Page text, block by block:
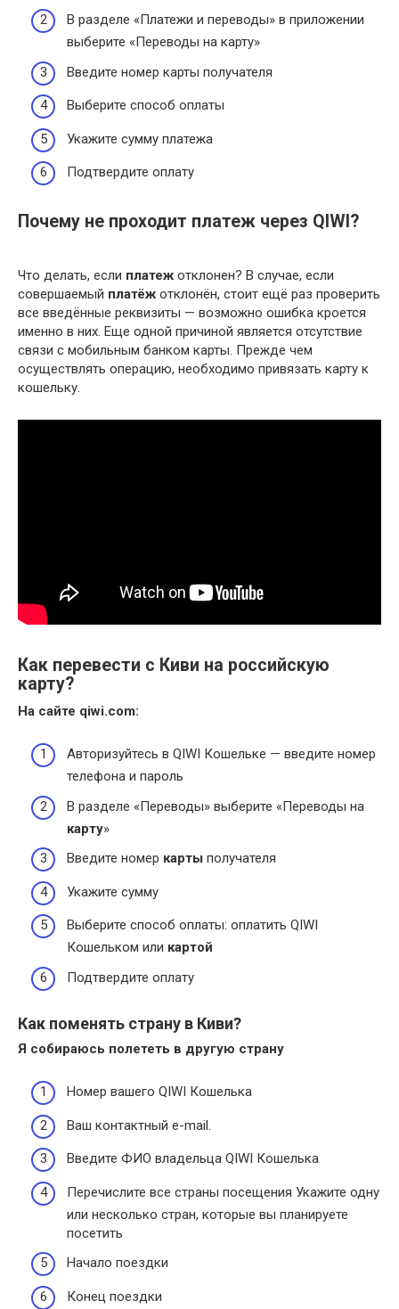
В разделе «Платежи и переводы» в приложении
выберите «Переводы на карту»
Введите номер карты получателя
Выберите способ оплаты
Укажите сумму платежа
Подтвердите оплату
Почему не проходит платеж через QIWI?
Что делать, если платеж отклонен? В случае, если
совершаемый платёж отклонён, стоит ещё раз проверить
все введённые реквизиты — возможно ошибка кроется
именно в них. Еще одной причиной является отсутствие
связи с мобильным банком карты. Прежде чем
осуществлять операцию, необходимо привязать карту к
кошельку.
Как перевести с Киви на российскую
карту?
На сайте qiwi.com:
Авторизуйтесь в QIWI Кошельке — введите номер
телефона и пароль
В разделе «Переводы» выберите «Переводы на
карту»
Введите номер карты получателя
Укажите сумму
Выберите способ оплаты: оплатить QIWI
Кошельком или картой
Подтвердите оплату
Как поменять страну в Киви?
Я собираюсь полететь в другую страну
Номер вашего QIWI Кошелька
Ваш контактный e-mail.
Введите ФИО владельца QIWI Кошелька
Перечислите все страны посещения Укажите одну
или несколько стран, которые вы планируете
посетить
Начало поездки
Конец поездки